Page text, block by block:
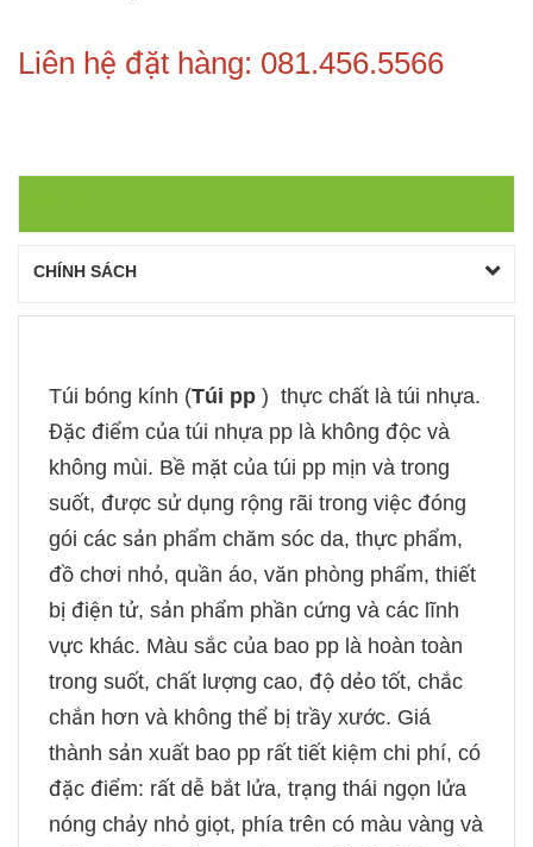
Liên hệ đặt hàng: 081.456.5566
CHÍNH SÁCH
Túi bóng kính (Túi pp ) thực chất là túi nhựa.
Đặc điểm của túi nhựa pp là không độc và
không mùi. Bề mặt của túi pp mịn và trong
suốt, được sử dụng rộng rãi trong việc đóng
gói các sản phẩm chăm sóc da, thực phẩm,
đồ chơi nhỏ, quần áo, văn phòng phẩm, thiết
bị điện tử, sản phẩm phần cứng và các lĩnh
vực khác. Màu sắc của bao pp là hoàn toàn
trong suốt, chất lượng cao, độ dẻo tốt, chắc
chắn hơn và không thể bị trầy xước. Giá
thành sản xuất bao pp rất tiết kiệm chi phí, có
đặc điểm: rất dễ bắt lửa, trạng thái ngọn lửa
nóng chảy nhỏ giọt, phía trên có màu vàng và